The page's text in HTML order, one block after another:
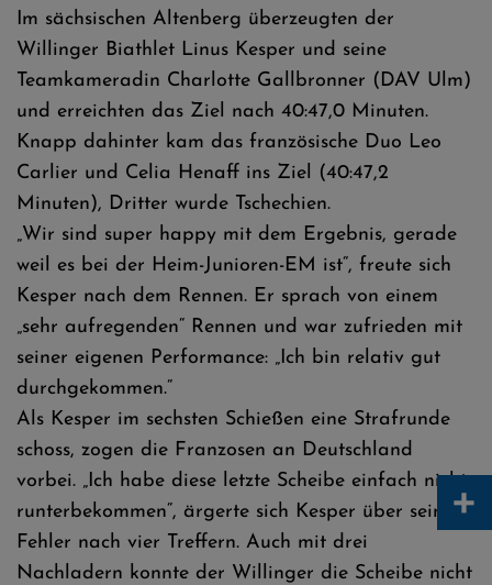
Im sächsischen Altenberg überzeugten der
Willinger Biathlet Linus Kesper und seine
Teamkameradin Charlotte Gallbronner (DAV Ulm)
und erreichten das Ziel nach 40:47,0 Minuten.
Knapp dahinter kam das französische Duo Leo
Carlier und Celia Henaff ins Ziel (40:47,2
Minuten), Dritter wurde Tschechien.
„Wir sind super happy mit dem Ergebnis, gerade
weil es bei der Heim-Junioren-EM ist“, freute sich
Kesper nach dem Rennen. Er sprach von einem
„sehr aufregenden“ Rennen und war zufrieden mit
seiner eigenen Performance: „Ich bin relativ gut
durchgekommen.“
Als Kesper im sechsten Schießen eine Strafrunde
schoss, zogen die Franzosen an Deutschland
vorbei. „Ich habe diese letzte Scheibe einfach nicht
runterbekommen“, ärgerte sich Kesper über seinen
Fehler nach vier Treffern. Auch mit drei
Nachladern konnte der Willinger die Scheibe nicht
+